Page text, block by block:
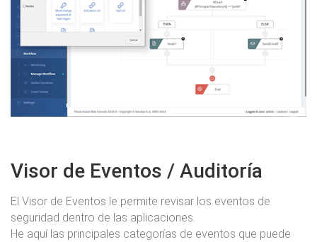
Visor de Eventos / Auditoría
El Visor de Eventos le permite revisar los eventos de
seguridad dentro de las aplicaciones.
He aquí las principales categorías de eventos que puede